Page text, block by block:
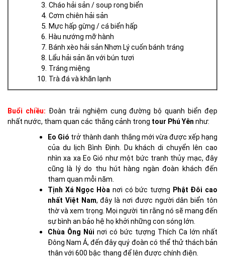
Cháo hải sản / soup rong biển
Cơm chiên hải sản
Mực hấp gừng / cá biển hấp
Hàu nướng mỡ hành
Bánh xèo hải sản Nhơn Lý cuốn bánh tráng
Lẩu hải sản ăn với bún tươi
Tráng miệng
Trà đá và khăn lạnh
Buổi chiều: Đoàn trải nghiệm cung đường bộ quanh biển đẹp
nhất nước, tham quan các thắng cảnh trong tour Phú Yên như:
Eo Gió trở thành danh thắng mới vừa được xếp hạng
của du lịch Bình Định. Du khách di chuyển lên cao
nhìn xa xa Eo Gió như một bức tranh thủy mạc, đây
cũng là lý do thu hút hàng ngàn đoàn khách đến
tham quan mỗi năm.
Tịnh Xá Ngọc Hòa nơi có bức tượng Phật Đôi cao
nhất Việt Nam, đây là nơi được người dân biển tôn
thờ và xem trọng. Mọi người tin rằng nó sẽ mang đến
sự bình an bảo hệ họ khởi những con sóng lớn.
Chùa Ông Núi nơi có bức tượng Thích Ca lớn nhất
Đông Nam Á, đến đây quý đoàn có thể thử thách bản
thân với 600 bậc thang để lên được chính điện.